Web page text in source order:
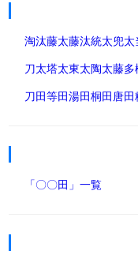
淘汰藤太藤汰統太兜太
刀太塔太東太陶太藤多
刀田等田湯田桐田唐田
「〇〇田」一覧